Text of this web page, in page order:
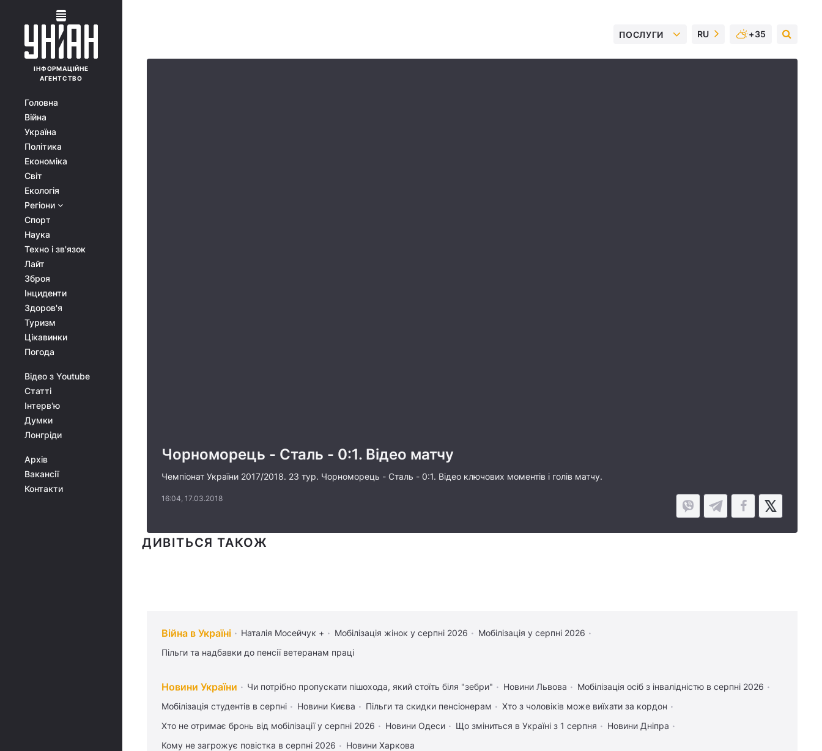
ІНФОРМАЦІЙНЕ
АГЕНТСТВО
Головна
Війна
Україна
Політика
Економіка
Світ
Екологія
Регіони
Спорт
Наука
Техно і зв'язок
Лайт
Зброя
Інциденти
Здоров'я
Туризм
Цікавинки
Погода
Відео з Youtube
Статті
Інтерв'ю
Думки
Лонгріди
Архів
Вакансії
Контакти
ПОСЛУГИ RU +35
Чорноморець - Сталь - 0:1. Відео матчу
Чемпіонат України 2017/2018. 23 тур. Чорноморець - Сталь - 0:1. Відео ключових моментів і голів матчу.
16:04, 17.03.2018
ДИВІТЬСЯ ТАКОЖ
Війна в Україні Наталія Мосейчук + Мобілізація жінок у серпні 2026
Мобілізація у серпні 2026
Пільги та надбавки до пенсії ветеранам праці
Новини України Чи потрібно пропускати пішохода, який стоїть біля "зебри" Новини Львова
Мобілізація осіб з інвалідністю в серпні 2026
Мобілізація студентів в серпні
Новини Києва Пільги та скидки пенсіонерам
Хто з чоловіків може виїхати за кордон
Хто не отримає бронь від мобілізації у серпні 2026
Новини Одеси Що зміниться в Україні з 1 серпня
Новини Дніпра
Кому не загрожує повістка в серпні 2026
Новини Харкова